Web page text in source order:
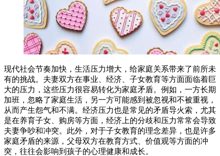
现代社会节奏加快，生活压力增大，给家庭关系带来了前所未
有的挑战。夫妻双方在事业、经济、子女教育等方面面临着巨
大的压力，这些压力很容易转化为家庭矛盾。例如，一方长期
加班，忽略了家庭生活，另一方可能感到被忽视和不被重视，
从而产生怨气和不满。经济压力也是常见的矛盾导火索，尤其
是在养育子女、购房等方面，经济上的分歧和压力常常会导致
夫妻争吵和冲突。此外，对于子女教育的理念差异，也是许多
家庭矛盾的来源，父母双方在教育方式、价值观等方面的冲
突，往往会影响到孩子的心理健康和成长。